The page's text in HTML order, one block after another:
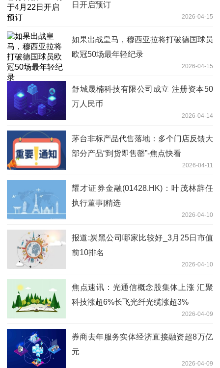
日开启预订
2026-04-15
如果出战皇马，穆西亚拉将打破德国球员
欧冠50场最年轻纪录
2026-04-15
舒城晟楠科技有限公司成立 注册资本50
万人民币
2026-04-14
茅台非标产品代售落地：多个门店反馈大
部分产品“到货即售罄”-焦点快看
2026-04-11
耀才证券金融(01428.HK)：叶茂林辞任
执行董事|精选
2026-04-10
报道:炭黑公司哪家比较好_3月25日市值
前10排名
2026-04-10
焦点速讯：光通信概念股集体上涨 汇聚
科技涨超6%长飞光纤光缆涨超3%
2026-04-09
券商去年服务实体经济直接融资超8万亿
元
2026-04-09